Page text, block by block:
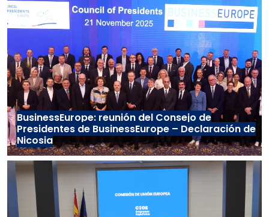
BusinessEurope: reunión del Consejo de
Presidentes de BusinessEurope – Declaración de
Nicosia